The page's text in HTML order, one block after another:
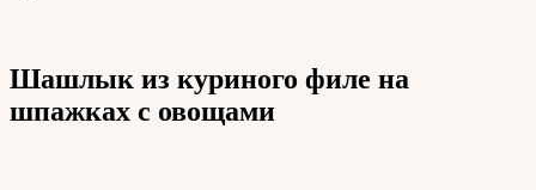
Шашлык из куриного филе на
шпажках с овощами